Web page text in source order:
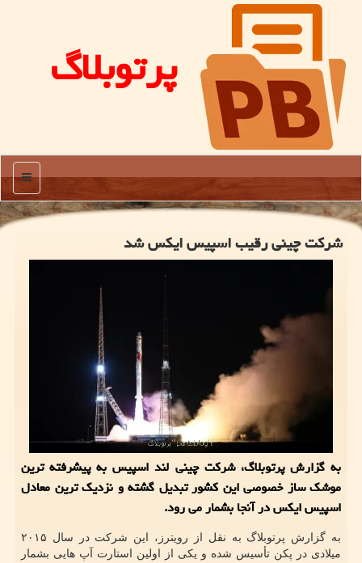
پرتوبلاگ
منو
شرکت چینی رقیب اسپیس ایکس شد
به گزارش پرتوبلاگ، شرکت چینی لند اسپیس به پیشرفته ترین
موشک ساز خصوصی این کشور تبدیل گشته و نزدیک ترین معادل
اسپیس ایکس در آنجا بشمار می رود.
به گزارش پرتوبلاگ به نقل از رویترز، این شرکت در سال ۲۰۱۵
میلادی در پکن تأسیس شده و یکی از اولین استارت آپ هایی بشمار